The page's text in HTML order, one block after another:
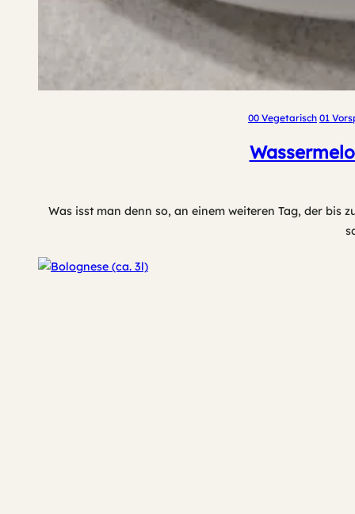
00 Vegetarisch 01
Was isst man denn so, an einem weiteren Tag, der